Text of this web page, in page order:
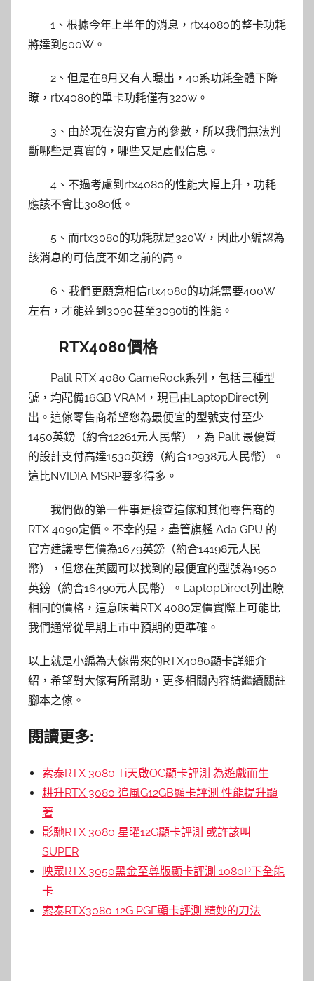
1、根據今年上半年的消息，rtx4080的整卡功耗
將達到500W。
2、但是在8月又有人曝出，40系功耗全體下降
瞭，rtx4080的單卡功耗僅有320w。
3、由於現在沒有官方的參數，所以我們無法判
斷哪些是真實的，哪些又是虛假信息。
4、不過考慮到rtx4080的性能大幅上升，功耗
應該不會比3080低。
5、而rtx3080的功耗就是320W，因此小編認為
該消息的可信度不如之前的高。
6、我們更願意相信rtx4080的功耗需要400W
左右，才能達到3090甚至3090ti的性能。
RTX4080價格
Palit RTX 4080 GameRock系列，包括三種型
號，均配備16GB VRAM，現已由LaptopDirect列
出。這傢零售商希望您為最便宜的型號支付至少
1450英鎊（約合12261元人民幣），為 Palit 最優質
的設計支付高達1530英鎊（約合12938元人民幣）。
這比NVIDIA MSRP要多得多。
我們做的第一件事是檢查這傢和其他零售商的
RTX 4090定價。不幸的是，盡管旗艦 Ada GPU 的
官方建議零售價為1679英鎊（約合14198元人民
幣），但您在英國可以找到的最便宜的型號為1950
英鎊（約合16490元人民幣）。LaptopDirect列出瞭
相同的價格，這意味著RTX 4080定價實際上可能比
我們通常從早期上市中預期的更準確。
以上就是小編為大傢帶來的RTX4080顯卡詳細介
紹，希望對大傢有所幫助，更多相關內容請繼續關註
腳本之傢。
閱讀更多:
索泰RTX 3080 Ti天啟OC顯卡評測 為遊戲而生
耕升RTX 3080 追風G12GB顯卡評測 性能提升顯
著
影馳RTX 3080 星曜12G顯卡評測 或許該叫
SUPER
映眾RTX 3050黑金至尊版顯卡評測 1080P下全能
卡
索泰RTX3080 12G PGF顯卡評測 精妙的刀法